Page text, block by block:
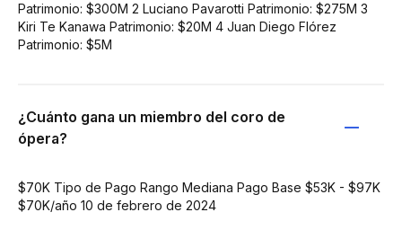
Patrimonio: $300M 2 Luciano Pavarotti Patrimonio: $275M 3
Kiri Te Kanawa Patrimonio: $20M 4 Juan Diego Flórez
Patrimonio: $5M
¿Cuánto gana un miembro del coro de
ópera?
$70K Tipo de Pago Rango Mediana Pago Base $53K - $97K
$70K/año 10 de febrero de 2024